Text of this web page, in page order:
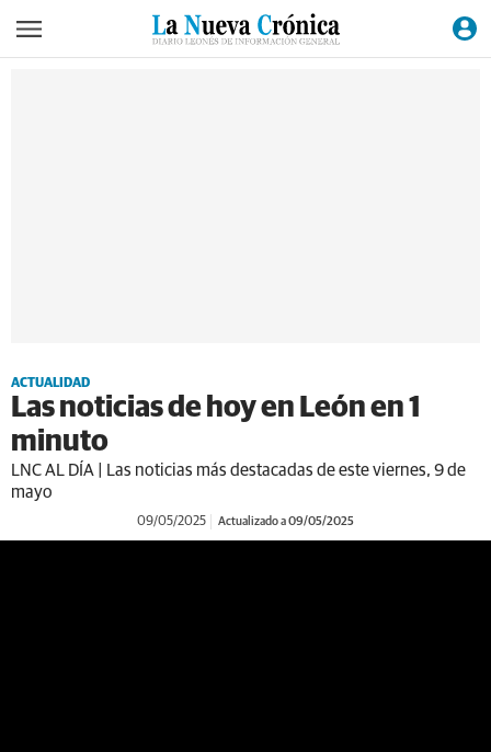
ACTUALIDAD
Las noticias de hoy en León en 1
minuto
LNC AL DÍA | Las noticias más destacadas de este viernes, 9 de
mayo
09/05/2025 Actualizado a 09/05/2025